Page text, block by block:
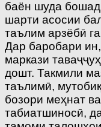
баён шуда
шарти асосии
таълим арзёбӣ
Дар баробари
маркази
дошт. Такмили
таълимӣ,
бозори меҳнат
табиатшиносӣ,